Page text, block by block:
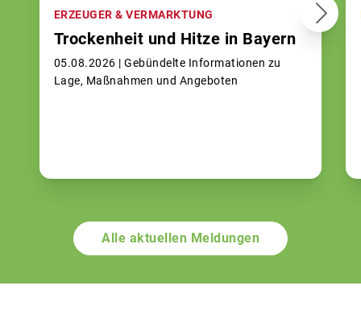
ERZEUGER & VERMARKTUNG
Trockenheit und Hitze in Bayern
05.08.2026 | Gebündelte Informationen zu
Lage, Maßnahmen und Angeboten
Alle aktuellen Meldungen